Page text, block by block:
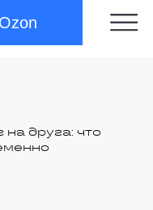
на друга: что